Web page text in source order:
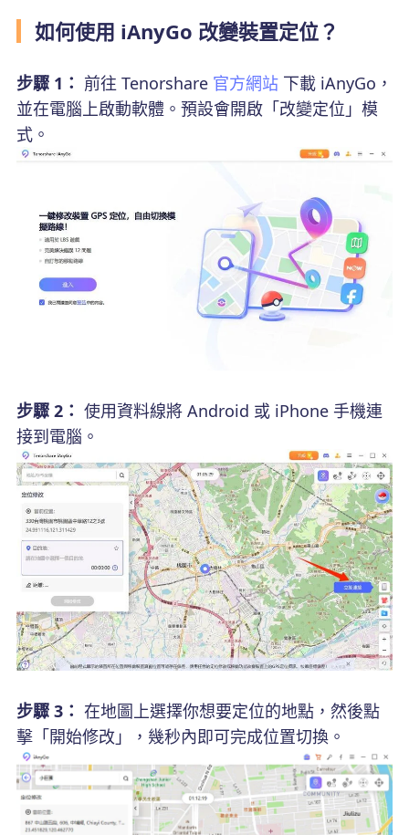
如何使用 iAnyGo 改變裝置定位？
步驟 1： 前往 Tenorshare 官方網站 下載 iAnyGo，
並在電腦上啟動軟體。預設會開啟「改變定位」模
式。
步驟 2： 使用資料線將 Android 或 iPhone 手機連
接到電腦。
步驟 3： 在地圖上選擇你想要定位的地點，然後點
擊「開始修改」，幾秒內即可完成位置切換。